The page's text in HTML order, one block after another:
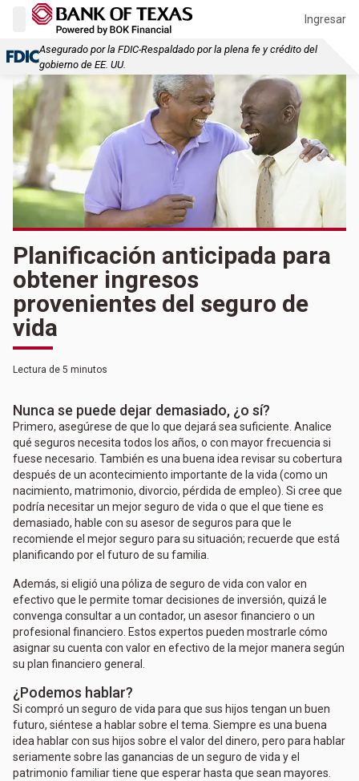
Ingresar
Asegurado por la FDIC-Respaldado por la plena fe y crédito del
gobierno de EE. UU.
Planificación anticipada para
obtener ingresos
provenientes del seguro de
vida
Lectura de 5 minutos
Nunca se puede dejar demasiado, ¿o sí?
Primero, asegúrese de que lo que dejará sea suficiente. Analice
qué seguros necesita todos los años, o con mayor frecuencia si
fuese necesario. También es una buena idea revisar su cobertura
después de un acontecimiento importante de la vida (como un
nacimiento, matrimonio, divorcio, pérdida de empleo). Si cree que
podría necesitar un mejor seguro de vida o que el que tiene es
demasiado, hable con su asesor de seguros para que le
recomiende el mejor seguro para su situación; recuerde que está
planificando por el futuro de su familia.
Además, si eligió una póliza de seguro de vida con valor en
efectivo que le permite tomar decisiones de inversión, quizá le
convenga consultar a un contador, un asesor financiero o un
profesional financiero. Estos expertos pueden mostrarle cómo
asignar su cuenta con valor en efectivo de la mejor manera según
su plan financiero general.
¿Podemos hablar?
Si compró un seguro de vida para que sus hijos tengan un buen
futuro, siéntese a hablar sobre el tema. Siempre es una buena
idea hablar con sus hijos sobre el valor del dinero, pero para hablar
seriamente sobre las ganancias de un seguro de vida y el
patrimonio familiar tiene que esperar hasta que sean mayores.